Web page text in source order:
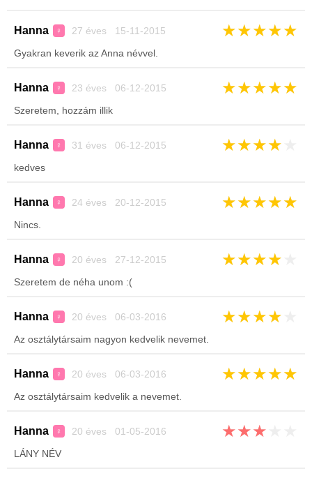
Hanna ♀ 27 éves 15-11-2015 ★★★★★
Gyakran keverik az Anna névvel.
Hanna ♀ 23 éves 06-12-2015 ★★★★★
Szeretem, hozzám illik
Hanna ♀ 31 éves 06-12-2015 ★★★★
kedves
Hanna ♀ 24 éves 20-12-2015 ★★★★★
Nincs.
Hanna ♀ 20 éves 27-12-2015 ★★★★
Szeretem de néha unom :(
Hanna ♀ 20 éves 06-03-2016 ★★★★
Az osztálytársaim nagyon kedvelik nevemet.
Hanna ♀ 20 éves 06-03-2016 ★★★★★
Az osztálytársaim kedvelik a nevemet.
Hanna ♀ 20 éves 01-05-2016 ★★★
LÁNY NÉV